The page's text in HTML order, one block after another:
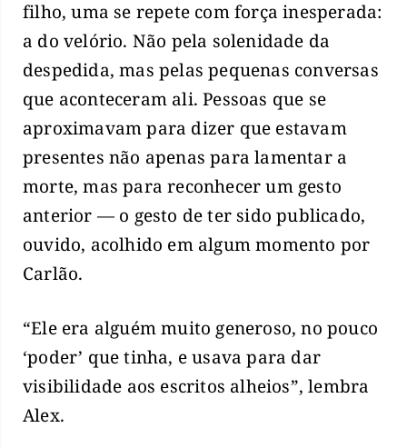
filho, uma se repete com força inesperada:
a do velório. Não pela solenidade da
despedida, mas pelas pequenas conversas
que aconteceram ali. Pessoas que se
aproximavam para dizer que estavam
presentes não apenas para lamentar a
morte, mas para reconhecer um gesto
anterior — o gesto de ter sido publicado,
ouvido, acolhido em algum momento por
Carlão.
“Ele era alguém muito generoso, no pouco
‘poder’ que tinha, e usava para dar
visibilidade aos escritos alheios”, lembra
Alex.